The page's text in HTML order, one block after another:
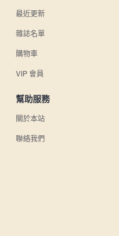
最近更新
雜誌名單
購物車
VIP 會員
幫助服務
關於本站
聯絡我們